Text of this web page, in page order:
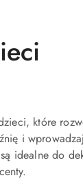
które
i
idealne do